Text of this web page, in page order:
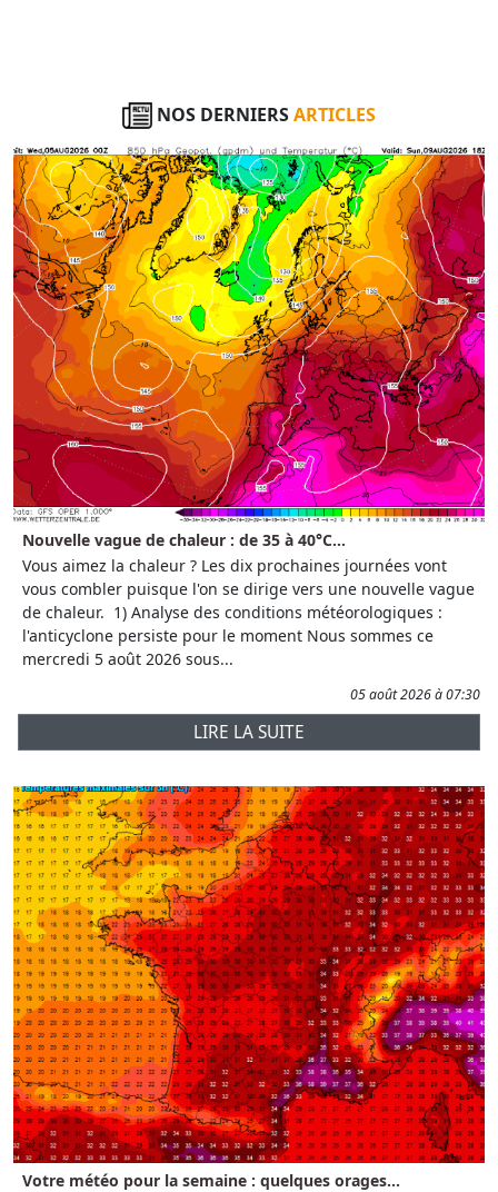
NOS DERNIERSARTICLES
Nouvelle vague de chaleur : de 35 à 40°C...
Vous aimez la chaleur ? Les dix prochaines journées vont
vous combler puisque l'on se dirige vers une nouvelle vague
de chaleur. 1) Analyse des conditions météorologiques :
l'anticyclone persiste pour le moment Nous sommes ce
mercredi 5 août 2026 sous...
05 août 2026 à 07:30
LIRE LA SUITE
Votre météo pour la semaine : quelques orages...